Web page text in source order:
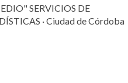
SERVICIOS DE
· Ciudad de Córdoba